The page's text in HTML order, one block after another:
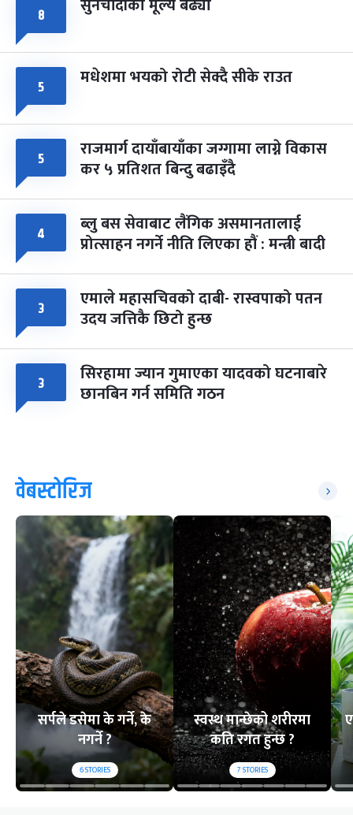
८
५ मधेशमा भयको रोटी सेक्दै सीके राउत
५ राजमार्ग दायाँबायाँका जग्गामा लाग्ने विकास
कर ५ प्रतिशत बिन्दु बढाइँदै
४ ब्लु बस सेवाबाट लैंगिक असमानतालाई
प्रोत्साहन नगर्ने नीति लिएका हौं : मन्त्री बादी
३ एमाले महासचिवको दाबी- रास्वपाको पतन
उदय जत्तिकै छिटो हुन्छ
३ सिरहामा ज्यान गुमाएका यादवको घटनाबारे
छानबिन गर्न समिति गठन
वेबस्टोरिज
सर्पले डसेमा के गर्ने, के
नगर्ने ?
6STORIES
स्वस्थ मान्छेको शरीरमा
कति रगत हुन्छ ?
7STORIES